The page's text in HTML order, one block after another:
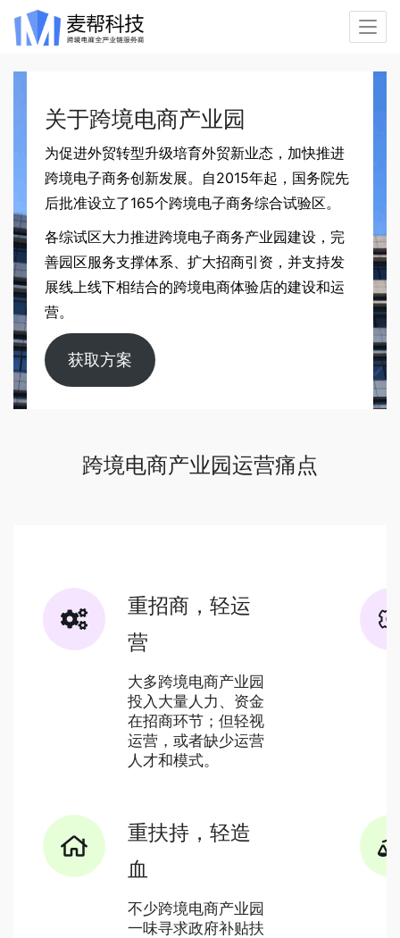
关于跨境电商产业园
为促进外贸转型升级培育外贸新业态，加快推进
跨境电子商务创新发展。自2015年起，国务院先
后批准设立了165个跨境电子商务综合试验区。
各综试区大力推进跨境电子商务产业园建设，完
善园区服务支撑体系、扩大招商引资，并支持发
展线上线下相结合的跨境电商体验店的建设和运
营。
获取方案
跨境电商产业园运营痛点
重招商，轻运
营
大多跨境电商产业园
投入大量人力、资金
在招商环节；但轻视
运营，或者缺少运营
人才和模式。
重扶持，轻造
血
不少跨境电商产业园
一味寻求政府补贴扶